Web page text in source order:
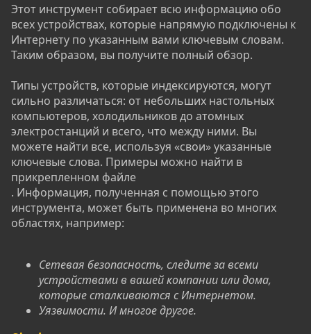
Этот инструмент собирает всю информацию обо
всех устройствах, которые напрямую подключены к
Интернету по указанным вами ключевым словам.
Таким образом, вы получите полный обзор.
Типы устройств, которые индексируются, могут
сильно различаться: от небольших настольных
компьютеров, холодильников до атомных
электростанций и всего, что между ними. Вы
можете найти все, используя «свои» указанные
ключевые слова. Примеры можно найти в
прикрепленном файле
. Информация, полученная с помощью этого
инструмента, может быть применена во многих
областях, например:
Сетевая безопасность, следите за всеми
устройствами в вашей компании или дома,
которые сталкиваются с Интернетом.
Уязвимости. И многое другое.